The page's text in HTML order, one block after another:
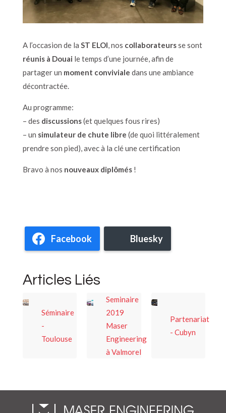
A l’occasion de la ST ELOI, nos collaborateursse sont
réunis à Douai le temps d’une journée, afin de
partager un moment conviviale dans une ambiance
décontractée.
Au programme:
– des discussions(et quelques fous rires)
– un simulateur de chute libre (de quoi littéralement
prendre son pied), avec à la clé une certification
Bravo à nos nouveaux diplômés!
Facebook Bluesky
Articles Liés
Séminaire
-
Toulouse
Seminaire
2019
Maser
Engineering
à Valmorel
Partenariat
- Cubyn